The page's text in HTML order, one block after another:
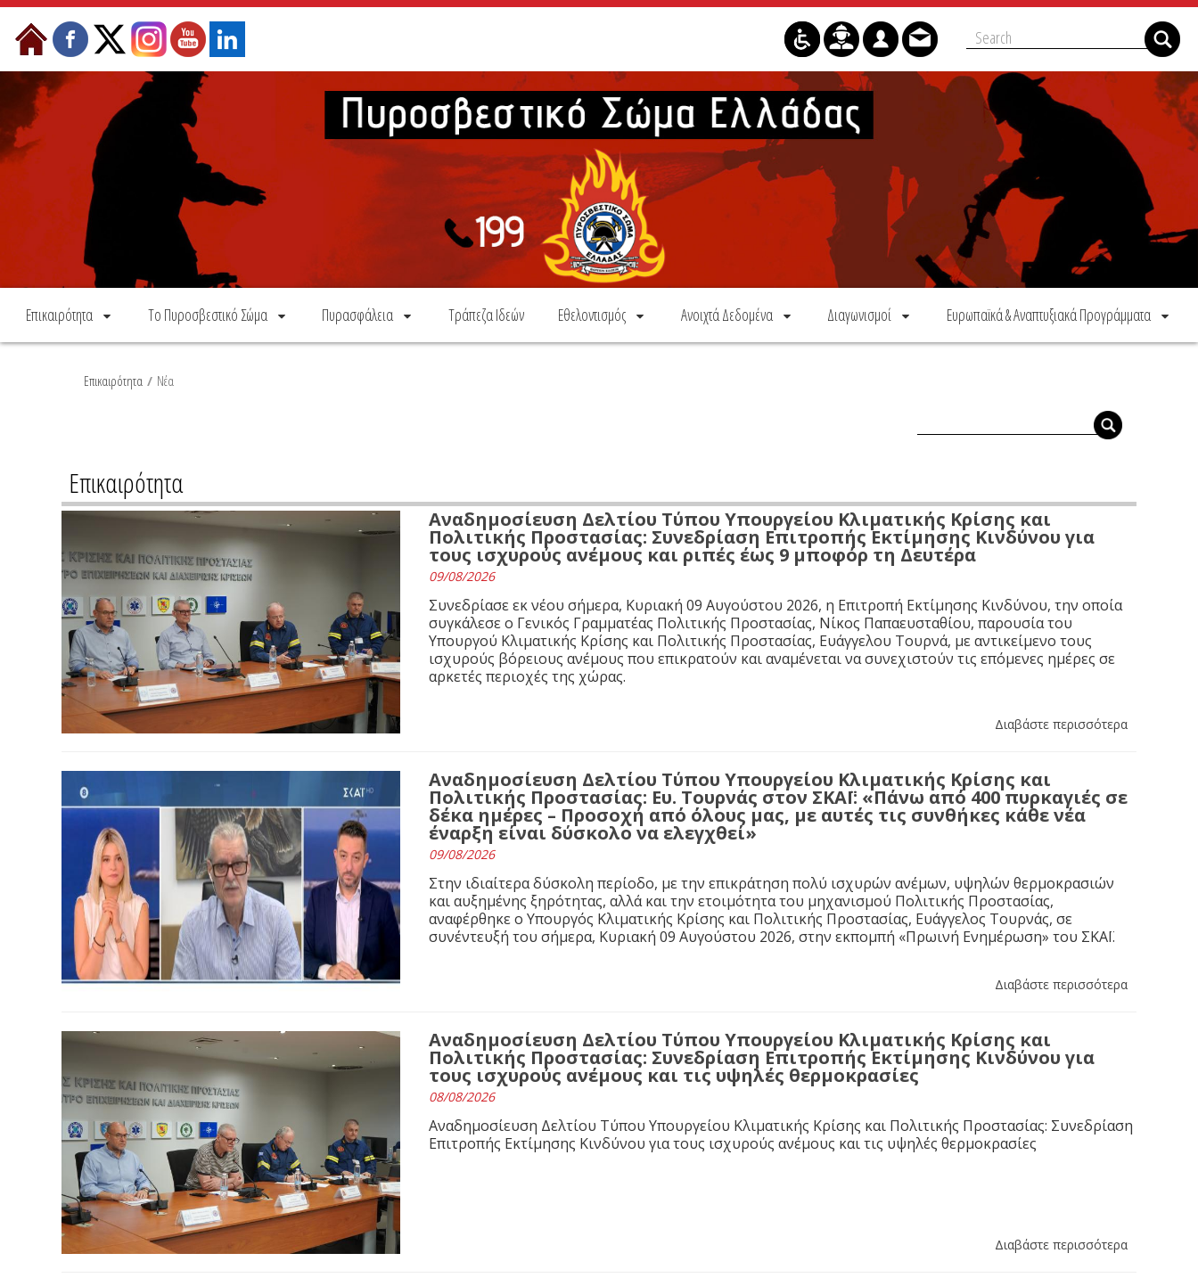
Skip to Content
Επικαιρότητα Το Πυροσβεστικό Σώμα Πυρασφάλεια Τράπεζα Ιδεών Εθελοντισμός Ανοιχτά Δεδομένα Διαγωνισμοί Ευρωπαϊκά & Αναπτυξιακά Προγράμματα
Επικαιρότητα / Νέα
Επικαιρότητα
Αναδημοσίευση Δελτίου Τύπου Υπουργείου Κλιματικής Κρίσης και
Πολιτικής Προστασίας: Συνεδρίαση Επιτροπής Εκτίμησης Κινδύνου για
τους ισχυρούς ανέμους και ριπές έως 9 μποφόρ τη Δευτέρα
09/08/2026
Συνεδρίασε εκ νέου σήμερα, Κυριακή 09 Αυγούστου 2026, η Επιτροπή Εκτίμησης Κινδύνου, την οποία
συγκάλεσε ο Γενικός Γραμματέας Πολιτικής Προστασίας, Νίκος Παπαευσταθίου, παρουσία του
Υπουργού Κλιματικής Κρίσης και Πολιτικής Προστασίας, Ευάγγελου Τουρνά, με αντικείμενο τους
ισχυρούς βόρειους ανέμους που επικρατούν και αναμένεται να συνεχιστούν τις επόμενες ημέρες σε
αρκετές περιοχές της χώρας.
Διαβάστε περισσότερα
Αναδημοσίευση Δελτίου Τύπου Υπουργείου Κλιματικής Κρίσης και
Πολιτικής Προστασίας: Ευ. Τουρνάς στον ΣΚΑΪ: «Πάνω από 400 πυρκαγιές σε
δέκα ημέρες – Προσοχή από όλους μας, με αυτές τις συνθήκες κάθε νέα
έναρξη είναι δύσκολο να ελεγχθεί»
09/08/2026
Στην ιδιαίτερα δύσκολη περίοδο, με την επικράτηση πολύ ισχυρών ανέμων, υψηλών θερμοκρασιών
και αυξημένης ξηρότητας, αλλά και την ετοιμότητα του μηχανισμού Πολιτικής Προστασίας,
αναφέρθηκε ο Υπουργός Κλιματικής Κρίσης και Πολιτικής Προστασίας, Ευάγγελος Τουρνάς, σε
συνέντευξή του σήμερα, Κυριακή 09 Αυγούστου 2026, στην εκπομπή «Πρωινή Ενημέρωση» του ΣΚΑΪ.
Διαβάστε περισσότερα
Αναδημοσίευση Δελτίου Τύπου Υπουργείου Κλιματικής Κρίσης και
Πολιτικής Προστασίας: Συνεδρίαση Επιτροπής Εκτίμησης Κινδύνου για
τους ισχυρούς ανέμους και τις υψηλές θερμοκρασίες
08/08/2026
Αναδημοσίευση Δελτίου Τύπου Υπουργείου Κλιματικής Κρίσης και Πολιτικής Προστασίας: Συνεδρίαση
Επιτροπής Εκτίμησης Κινδύνου για τους ισχυρούς ανέμους και τις υψηλές θερμοκρασίες
Διαβάστε περισσότερα